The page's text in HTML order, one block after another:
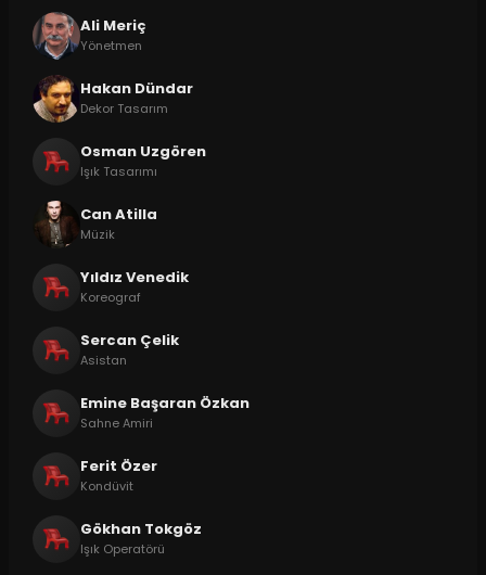
Ali Meriç
Yönetmen
Hakan Dündar
Dekor Tasarım
Osman Uzgören
Işık Tasarımı
Can Atilla
Müzik
Yıldız Venedik
Koreograf
Sercan Çelik
Asistan
Emine Başaran Özkan
Sahne Amiri
Ferit Özer
Kondüvit
Gökhan Tokgöz
Işık Operatörü